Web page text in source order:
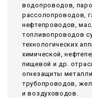
водопроводов,
рассолопроводов,
нефтепроводов,
топливопроводов
технологических
химической,
пищевой и др.
огнезащиты
трубопроводов,
и воздуховодов.